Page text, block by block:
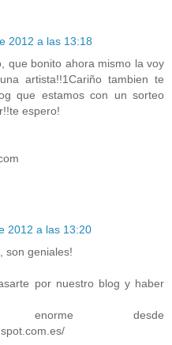
2012 a las 13:18
que bonito ahora mismo la voy
artista!!1Cariño tambien te
que estamos con un sorteo
espero!
2012 a las 13:20
son geniales!
por nuestro blog y haber
desde